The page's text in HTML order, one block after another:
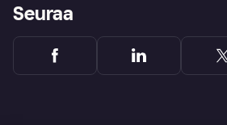
Seuraa